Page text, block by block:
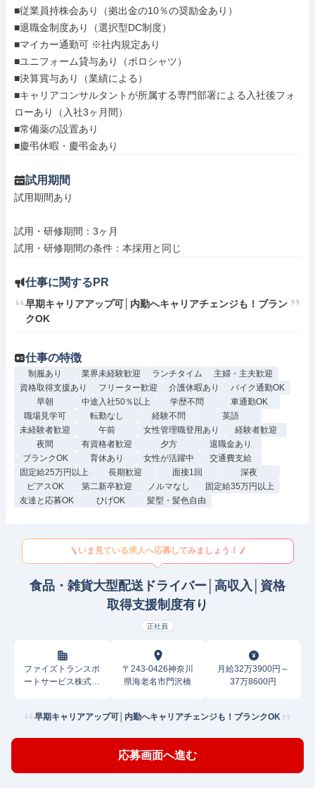
■従業員持株会あり（拠出金の10％の奨励金あり）
■退職金制度あり（選択型DC制度）
■マイカー通勤可 ※社内規定あり
■ユニフォーム貸与あり（ポロシャツ）
■決算賞与あり（業績による）
■キャリアコンサルタントが所属する専門部署による入社後フォ
ローあり（入社3ヶ月間）
■常備薬の設置あり
■慶弔休暇・慶弔金あり
試用期間
試用期間あり
試用・研修期間：3ヶ月
仕事に関するPR
早期キャリアアップ可│内勤へキャリアチェンジも！ブラン
クOK
仕事の特徴
制服あり 業界未経験歓迎 ランチタイム
主婦・主夫歓迎
資格取得支援あり
フリーター歓迎 介護休暇あり
バイク通勤OK
早朝
中途入社50％以上 学歴不問
車通勤OK
職場見学可
転勤なし 経験不問
英語
未経験者歓迎
午前 女性管理職登用あり
経験者歓迎
夜間
有資格者歓迎 夕方
退職金あり
ブランクOK
育休あり 女性が活躍中
交通費支給
固定給25万円以上
長期歓迎 面接1回
深夜
ピアスOK
第二新卒歓迎 ノルマなし
固定給35万円以上
友達と応募OK
ひげOK 髪型・髪色自由
いま見ている求人へ応募してみましょう！
食品・雑貨大型配送ドライバー│高収入│資格
取得支援制度有り
正社員
ファイズトランスポ
ートサービス株式会
〒243-0426神奈川
県海老名市門沢橋
月給32万3900円～
37万8600円
早期キャリアアップ可│内勤へキャリアチェンジも！ブランクOK
応募画面へ進む